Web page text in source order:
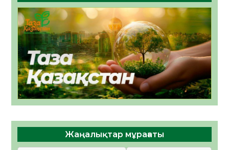
Жаңалықтар мұрағаты